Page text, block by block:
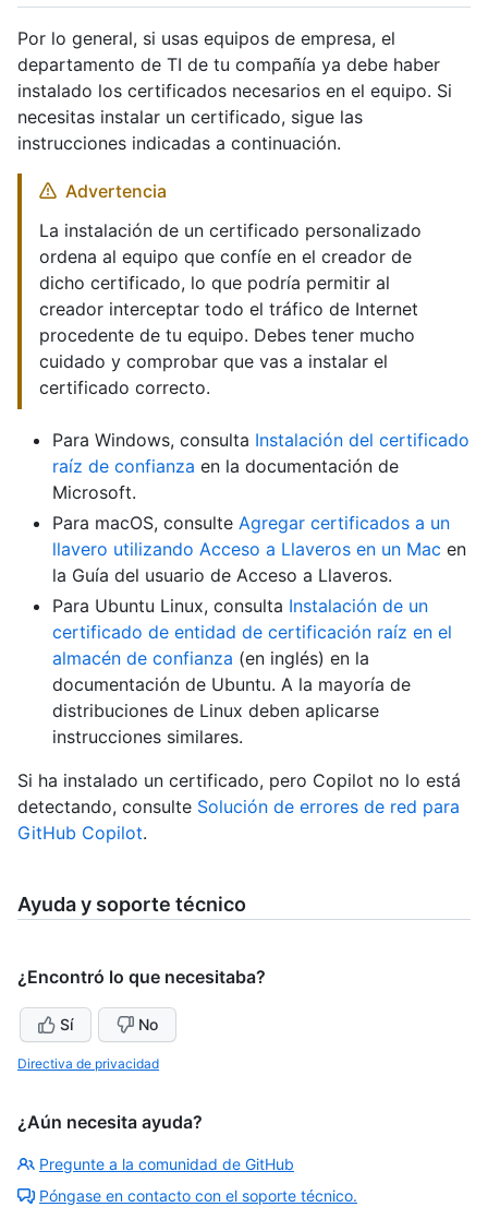
Por lo general, si usas equipos de empresa, el
departamento de TI de tu compañía ya debe haber
instalado los certificados necesarios en el equipo. Si
necesitas instalar un certificado, sigue las
instrucciones indicadas a continuación.
Advertencia
La instalación de un certificado personalizado
ordena al equipo que confíe en el creador de
dicho certificado, lo que podría permitir al
creador interceptar todo el tráfico de Internet
procedente de tu equipo. Debes tener mucho
cuidado y comprobar que vas a instalar el
certificado correcto.
Para Windows, consulta Instalación del certificado
raíz de confianza en la documentación de
Microsoft.
Para macOS, consulte Agregar certificados a un
llavero utilizando Acceso a Llaveros en un Mac en
la Guía del usuario de Acceso a Llaveros.
Para Ubuntu Linux, consulta Instalación de un
certificado de entidad de certificación raíz en el
almacén de confianza (en inglés) en la
documentación de Ubuntu. A la mayoría de
distribuciones de Linux deben aplicarse
instrucciones similares.
Si ha instalado un certificado, pero Copilot no lo está
detectando, consulte Solución de errores de red para
GitHub Copilot.
Ayuda y soporte técnico
¿Encontró lo que necesitaba?
Sí No
Directiva de privacidad
¿Aún necesita ayuda?
Pregunte a la comunidad de GitHub
Póngase en contacto con el soporte técnico.